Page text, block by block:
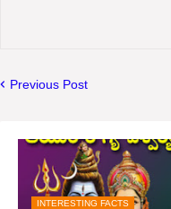
Previous Post
INTERESTING FACTS